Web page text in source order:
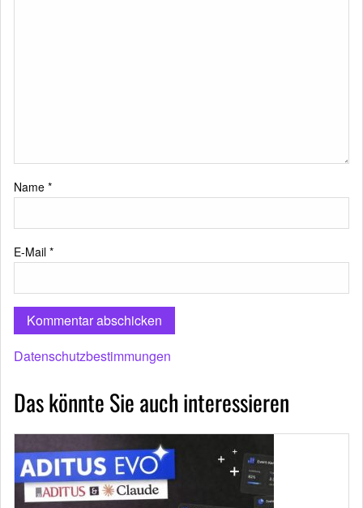
Name *
E-Mail *
Datenschutzbestimmungen
Das könnte Sie auch interessieren